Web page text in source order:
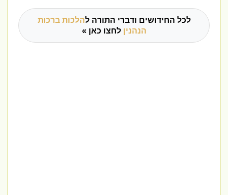
לכל החידושים ודברי התורה להלכות ברכות
הנהניןלחצו כאן »